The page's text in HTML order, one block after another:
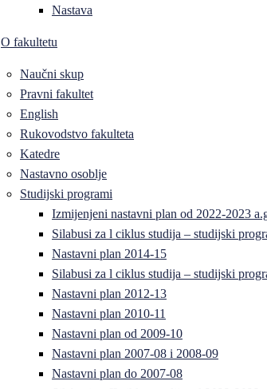
Nastava
O fakultetu
Naučni skup
Pravni fakultet
English
Rukovodstvo fakulteta
Katedre
Nastavno osoblje
Studijski programi
Izmijenjeni nastavni plan od 2022-2023
Silabusi za l ciklus studija – studijski
Nastavni plan 2014-15
Silabusi za l ciklus studija – studijski
Nastavni plan 2012-13
Nastavni plan 2010-11
Nastavni plan od 2009-10
Nastavni plan 2007-08 i 2008-09
Nastavni plan do 2007-08